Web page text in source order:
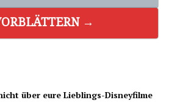
→
über eure Lieblings-Disneyfilme